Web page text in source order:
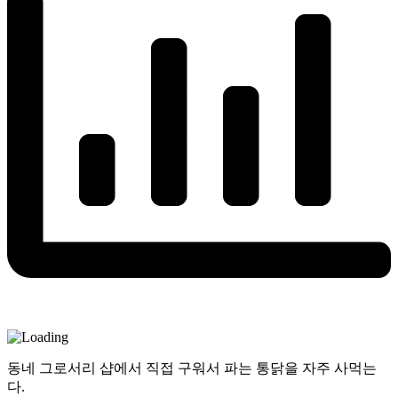
동네 그로서리 샵에서 직접 구워서 파는 통닭을 자주 사먹는
다.